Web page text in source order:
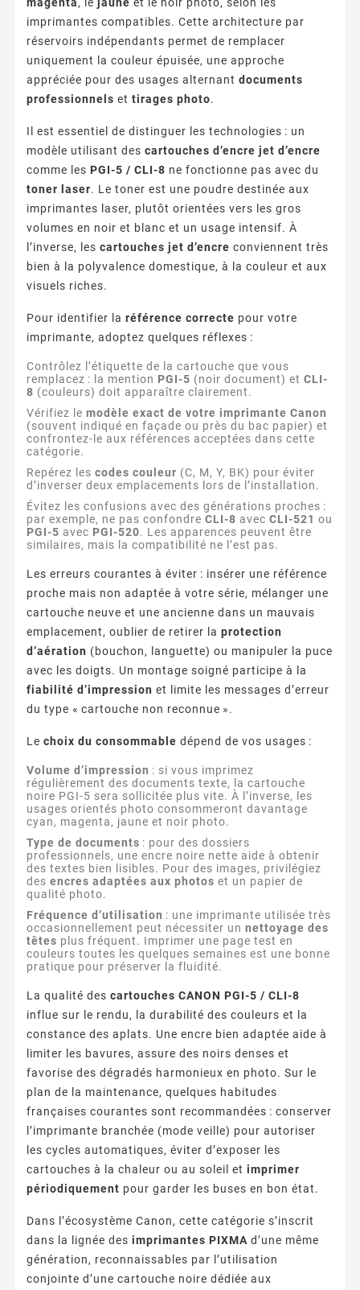
imprimantes compatibles. Cette architecture par
réservoirs indépendants permet de remplacer
uniquement la couleur épuisée, une approche
appréciée pour des usages alternant documents
professionnels et tirages photo.
Il est essentiel de distinguer les technologies : un
modèle utilisant des cartouches d’encre jet d’encre
comme les PGI-5 / CLI-8 ne fonctionne pas avec du
toner laser. Le toner est une poudre destinée aux
imprimantes laser, plutôt orientées vers les gros
volumes en noir et blanc et un usage intensif. À
l’inverse, les cartouches jet d’encre conviennent très
bien à la polyvalence domestique, à la couleur et aux
visuels riches.
Pour identifier la référence correcte pour votre
imprimante, adoptez quelques réflexes :
Contrôlez l’étiquette de la cartouche que vous
remplacez : la mention PGI-5 (noir document) et CLI-
8 (couleurs) doit apparaître clairement.
Vérifiez le modèle exact de votre imprimante Canon
(souvent indiqué en façade ou près du bac papier) et
confrontez-le aux références acceptées dans cette
catégorie.
Repérez les codes couleur (C, M, Y, BK) pour éviter
d’inverser deux emplacements lors de l’installation.
Évitez les confusions avec des générations proches :
par exemple, ne pas confondre CLI-8 avec CLI-521 ou
PGI-5 avec PGI-520. Les apparences peuvent être
similaires, mais la compatibilité ne l’est pas.
Les erreurs courantes à éviter : insérer une référence
proche mais non adaptée à votre série, mélanger une
cartouche neuve et une ancienne dans un mauvais
emplacement, oublier de retirer la protection
d’aération (bouchon, languette) ou manipuler la puce
avec les doigts. Un montage soigné participe à la
fiabilité d’impression et limite les messages d’erreur
du type « cartouche non reconnue ».
Le choix du consommable dépend de vos usages :
Volume d’impression : si vous imprimez
régulièrement des documents texte, la cartouche
noire PGI-5 sera sollicitée plus vite. À l’inverse, les
usages orientés photo consommeront davantage
cyan, magenta, jaune et noir photo.
Type de documents : pour des dossiers
professionnels, une encre noire nette aide à obtenir
des textes bien lisibles. Pour des images, privilégiez
des encres adaptées aux photos et un papier de
qualité photo.
Fréquence d’utilisation : une imprimante utilisée très
occasionnellement peut nécessiter un nettoyage des
têtes plus fréquent. Imprimer une page test en
couleurs toutes les quelques semaines est une bonne
pratique pour préserver la fluidité.
La qualité des cartouches CANON PGI-5 / CLI-8
influe sur le rendu, la durabilité des couleurs et la
constance des aplats. Une encre bien adaptée aide à
limiter les bavures, assure des noirs denses et
favorise des dégradés harmonieux en photo. Sur le
plan de la maintenance, quelques habitudes
françaises courantes sont recommandées : conserver
l’imprimante branchée (mode veille) pour autoriser
les cycles automatiques, éviter d’exposer les
cartouches à la chaleur ou au soleil et imprimer
périodiquement pour garder les buses en bon état.
Dans l’écosystème Canon, cette catégorie s’inscrit
dans la lignée des imprimantes PIXMA d’une même
génération, reconnaissables par l’utilisation
conjointe d’une cartouche noire dédiée aux